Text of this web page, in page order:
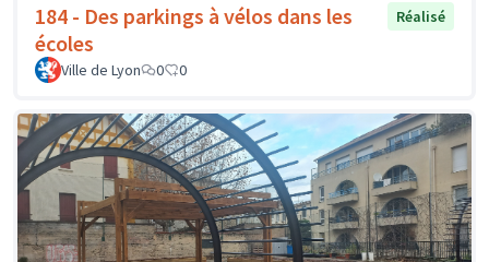
184 - Des parkings à vélos dans les
écoles
Réalisé
Ville de Lyon 0 0